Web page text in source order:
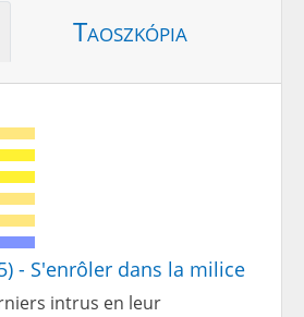
Taoszkópia
- S'enrôler dans la milice
intrus en leur